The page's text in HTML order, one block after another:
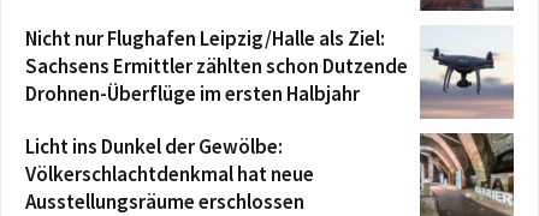
Nicht nur Flughafen Leipzig/Halle als Ziel:
Sachsens Ermittler zählten schon Dutzende
Drohnen-Überflüge im ersten Halbjahr
Licht ins Dunkel der Gewölbe:
Völkerschlachtdenkmal hat neue
Ausstellungsräume erschlossen